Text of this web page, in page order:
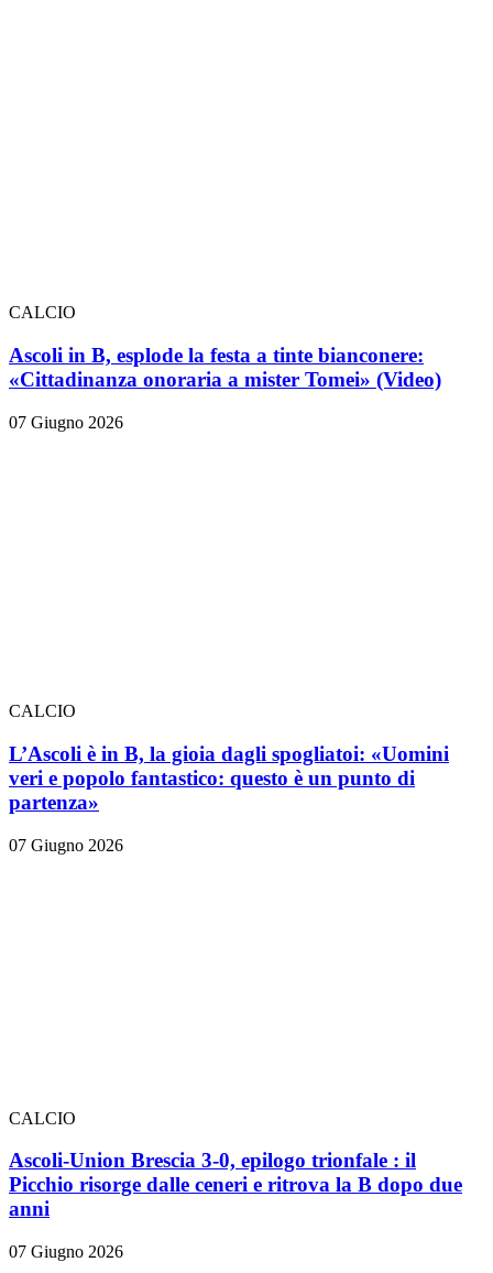
CALCIO
Ascoli in B, esplode la festa a tinte bianconere:
«Cittadinanza onoraria a mister Tomei» (Video)
07 Giugno 2026
CALCIO
L’Ascoli è in B, la gioia dagli spogliatoi: «Uomini
veri e popolo fantastico: questo è un punto di
partenza»
07 Giugno 2026
CALCIO
Ascoli-Union Brescia 3-0, epilogo trionfale : il
Picchio risorge dalle ceneri e ritrova la B dopo due
anni
07 Giugno 2026